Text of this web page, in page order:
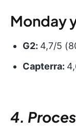
Monday
G2: 4,7/5
Capterra:
4.